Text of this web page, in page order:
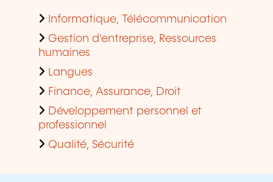
Informatique, Télécommunication
Gestion d'entreprise, Ressources
humaines
Langues
Finance, Assurance, Droit
Développement personnel et
professionnel
Qualité, Sécurité